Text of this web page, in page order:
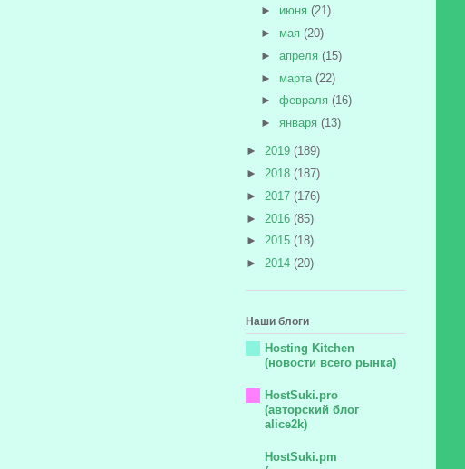
► июня (21)
► мая (20)
► апреля (15)
► марта (22)
► февраля (16)
► января (13)
► 2019 (189)
► 2018 (187)
► 2017 (176)
► 2016 (85)
► 2015 (18)
► 2014 (20)
Наши блоги
Hosting Kitchen
(новости всего рынка)
HostSuki.pro
(авторский блог
alice2k)
HostSuki.pm